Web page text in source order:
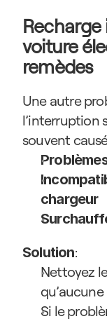
voiture
remèdes
Une autre
l’interruption
souvent
chargeur
Solution:
Nettoyez
Si le